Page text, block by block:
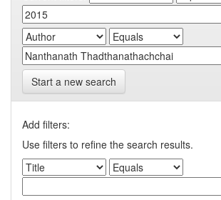
Start a new search
Add filters:
Use filters to refine the search results.